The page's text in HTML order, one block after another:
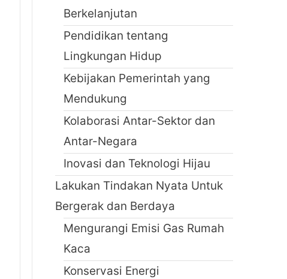
Berkelanjutan
Pendidikan tentang
Lingkungan Hidup
Kebijakan Pemerintah yang
Mendukung
Kolaborasi Antar-Sektor dan
Antar-Negara
Inovasi dan Teknologi Hijau
Lakukan Tindakan Nyata Untuk
Bergerak dan Berdaya
Mengurangi Emisi Gas Rumah
Kaca
Konservasi Energi